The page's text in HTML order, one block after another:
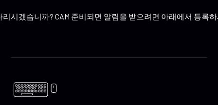
리시겠습니까? CAM 준비되면 알림을 받으려면 아래에서 등록